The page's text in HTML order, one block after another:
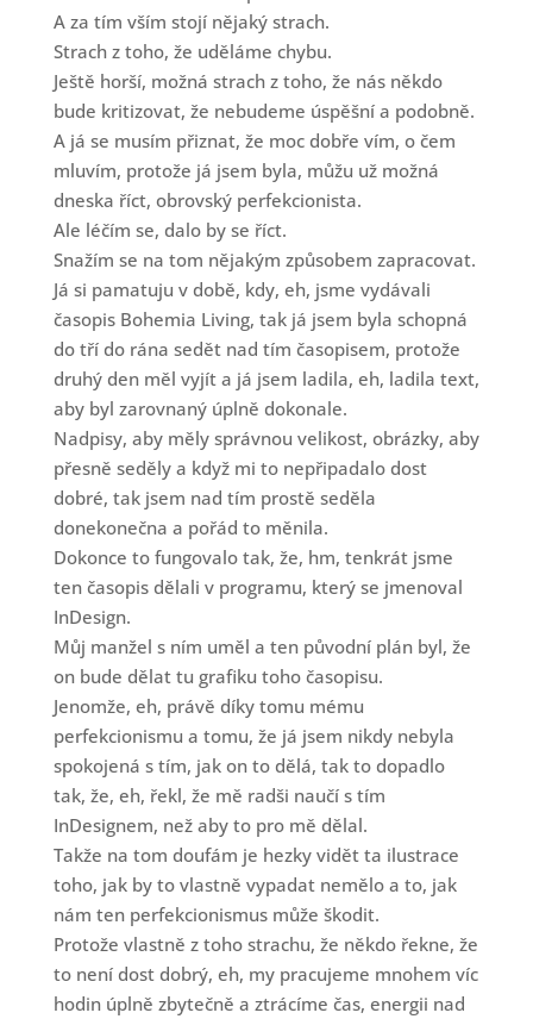
A za tím vším stojí nějaký strach.
Strach z toho, že uděláme chybu.
Ještě horší, možná strach z toho, že nás někdo
bude kritizovat, že nebudeme úspěšní a podobně.
A já se musím přiznat, že moc dobře vím, o čem
mluvím, protože já jsem byla, můžu už možná
dneska říct, obrovský perfekcionista.
Ale léčím se, dalo by se říct.
Snažím se na tom nějakým způsobem zapracovat.
Já si pamatuju v době, kdy, eh, jsme vydávali
časopis Bohemia Living, tak já jsem byla schopná
do tří do rána sedět nad tím časopisem, protože
druhý den měl vyjít a já jsem ladila, eh, ladila text,
aby byl zarovnaný úplně dokonale.
Nadpisy, aby měly správnou velikost, obrázky, aby
přesně seděly a když mi to nepřipadalo dost
dobré, tak jsem nad tím prostě seděla
donekonečna a pořád to měnila.
Dokonce to fungovalo tak, že, hm, tenkrát jsme
ten časopis dělali v programu, který se jmenoval
InDesign.
Můj manžel s ním uměl a ten původní plán byl, že
on bude dělat tu grafiku toho časopisu.
Jenomže, eh, právě díky tomu mému
perfekcionismu a tomu, že já jsem nikdy nebyla
spokojená s tím, jak on to dělá, tak to dopadlo
tak, že, eh, řekl, že mě radši naučí s tím
InDesignem, než aby to pro mě dělal.
Takže na tom doufám je hezky vidět ta ilustrace
toho, jak by to vlastně vypadat nemělo a to, jak
nám ten perfekcionismus může škodit.
Protože vlastně z toho strachu, že někdo řekne, že
to není dost dobrý, eh, my pracujeme mnohem víc
hodin úplně zbytečně a ztrácíme čas, energii nad